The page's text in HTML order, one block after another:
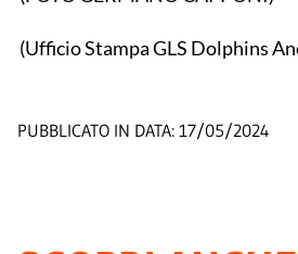
(Ufficio Stampa GLS Dolphins
PUBBLICATO IN DATA: 17/05/2024